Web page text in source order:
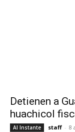
Detienen a
huachicol
Al Instante staff - 8